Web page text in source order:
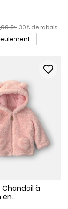
​​de détail suggéré par
$* Pourcentage de
30% de rabais
Chandail à